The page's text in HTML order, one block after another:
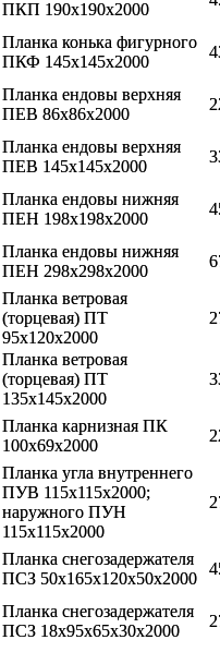
ПКП 190х190х2000
Планка конька фигурного
ПКФ 145х145х2000
Планка ендовы верхняя
ПЕВ 86х86х2000
Планка ендовы верхняя
ПЕВ 145х145х2000
Планка ендовы нижняя
ПЕН 198х198х2000
Планка ендовы нижняя
ПЕН 298х298х2000
Планка ветровая
(торцевая) ПТ
95х120х2000
Планка ветровая
(торцевая) ПТ
135х145х2000
Планка карнизная ПК
100х69х2000
Планка угла внутреннего
ПУВ 115х115х2000;
наружного ПУН
115х115х2000
Планка снегозадержателя
ПСЗ 50х165х120х50х2000
Планка снегозадержателя
ПСЗ 18х95х65х30х2000